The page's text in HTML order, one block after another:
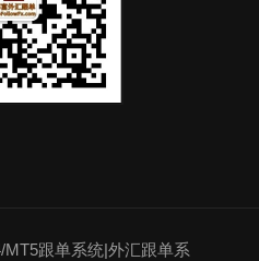
跟单系统|外汇跟单系